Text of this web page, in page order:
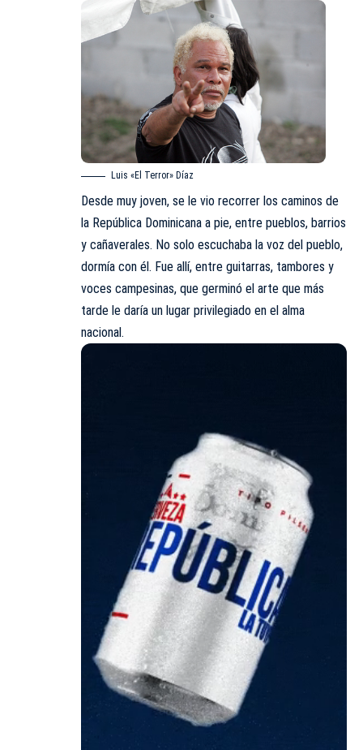
Luis «El Terror» Díaz
Desde muy joven, se le vio recorrer los caminos de
la República Dominicana a pie, entre pueblos, barrios
y cañaverales. No solo escuchaba la voz del pueblo,
dormía con él. Fue allí, entre guitarras, tambores y
voces campesinas, que germinó el arte que más
tarde le daría un lugar privilegiado en el alma
nacional.